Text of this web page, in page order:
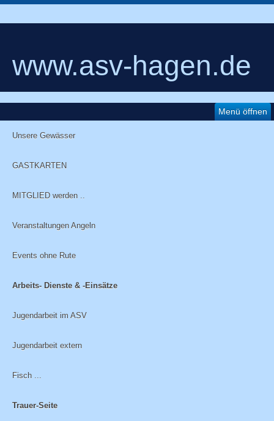
www.asv-hagen.de
Menü öffnen
Unsere Gewässer
GASTKARTEN
MITGLIED werden ..
Veranstaltungen Angeln
Events ohne Rute
Arbeits- Dienste & -Einsätze
Jugendarbeit im ASV
Jugendarbeit extern
Fisch ...
Trauer-Seite